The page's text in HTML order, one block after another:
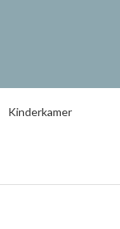
Kinderkamer